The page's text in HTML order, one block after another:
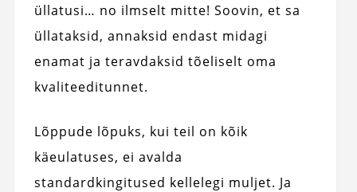
üllatusi… no ilmselt mitte! Soovin, et sa
üllataksid, annaksid endast midagi
enamat ja teravdaksid tõeliselt oma
kvaliteeditunnet.
Lõppude lõpuks, kui teil on kõik
käeulatuses, ei avalda
standardkingitused kellelegi muljet. Ja